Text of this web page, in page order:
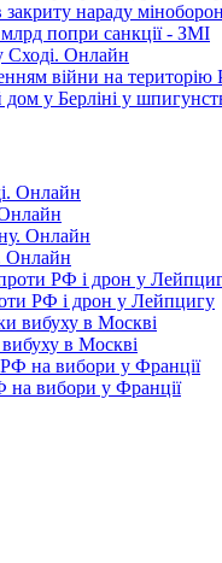
закриту нараду
попри санкції - ЗМІ
Сході. Онлайн
війни на територію
у Берліні у
Онлайн
РФ і дрон у Лейпцигу
в Москві
на вибори у Франції